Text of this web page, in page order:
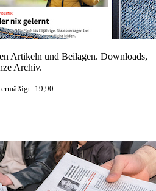
Artikeln und Beilagen. Downloads,
Archiv.
19,90